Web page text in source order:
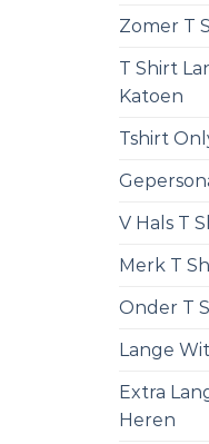
Zomer T
T Shirt
Katoen
Tshirt
V Hals T
Merk T
Onder T
Lange
Extra
Heren